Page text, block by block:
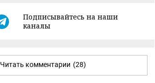
Подписывайтесь на наши
каналы
Читать комментарии (28)